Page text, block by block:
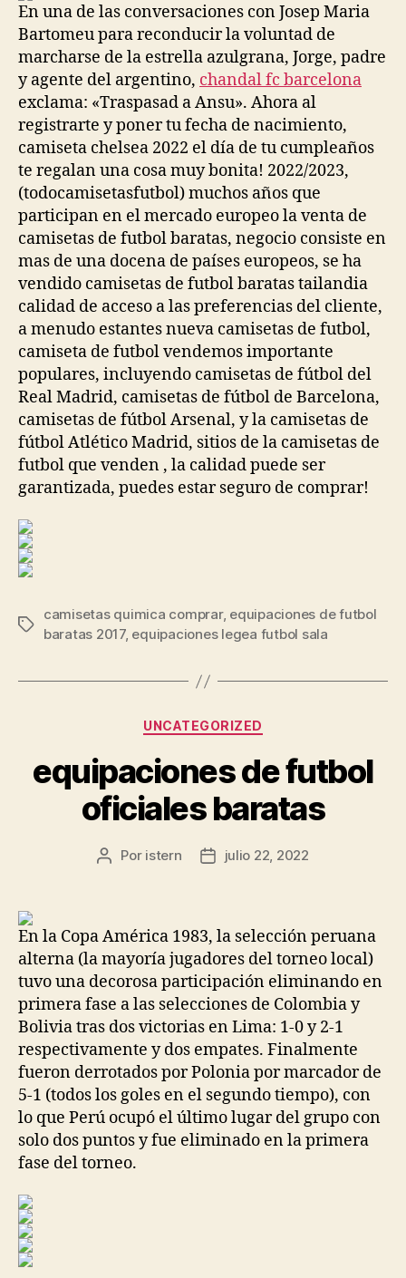
En una de las conversaciones con Josep Maria
Bartomeu para reconducir la voluntad de
marcharse de la estrella azulgrana, Jorge, padre
y agente del argentino, chandal fc barcelona
exclama: «Traspasad a Ansu». Ahora al
registrarte y poner tu fecha de nacimiento,
camiseta chelsea 2022 el día de tu cumpleaños
te regalan una cosa muy bonita! 2022/2023,
(todocamisetasfutbol) muchos años que
participan en el mercado europeo la venta de
camisetas de futbol baratas, negocio consiste en
mas de una docena de países europeos, se ha
vendido camisetas de futbol baratas tailandia
calidad de acceso a las preferencias del cliente,
a menudo estantes nueva camisetas de futbol,
camiseta de futbol vendemos importante
populares, incluyendo camisetas de fútbol del
Real Madrid, camisetas de fútbol de Barcelona,
camisetas de fútbol Arsenal, y la camisetas de
fútbol Atlético Madrid, sitios de la camisetas de
futbol que venden , la calidad puede ser
garantizada, puedes estar seguro de comprar!
Etiquetas
camisetas quimica comprar, equipaciones de futbol
baratas 2017, equipaciones legea futbol sala
Categorías
UNCATEGORIZED
equipaciones de futbol
oficiales baratas
Autor
Por istern
Fechajulio 22, 2022
En la Copa América 1983, la selección peruana
alterna (la mayoría jugadores del torneo local)
tuvo una decorosa participación eliminando en
primera fase a las selecciones de Colombia y
Bolivia tras dos victorias en Lima: 1-0 y 2-1
respectivamente y dos empates. Finalmente
fueron derrotados por Polonia por marcador de
5-1 (todos los goles en el segundo tiempo), con
lo que Perú ocupó el último lugar del grupo con
solo dos puntos y fue eliminado en la primera
fase del torneo.